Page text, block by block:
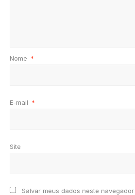
Nome *
E-mail *
Site
Salvar meus dados neste